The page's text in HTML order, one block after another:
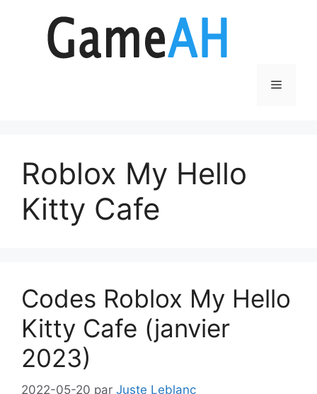
Menu
Roblox My Hello
Kitty Cafe
Codes Roblox My Hello
Kitty Cafe (janvier
2023)
2022-05-20 par Juste Leblanc